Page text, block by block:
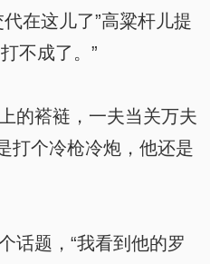
在这儿了”高粱杆儿提
不成了。”
的褡裢，一夫当关万夫
打个冷枪冷炮，他还是
话题，“我看到他的罗